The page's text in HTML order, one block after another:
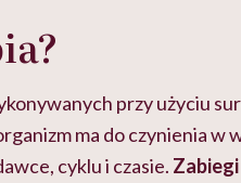
przy użyciu
ma do czynienia w
cyklu i czasie.